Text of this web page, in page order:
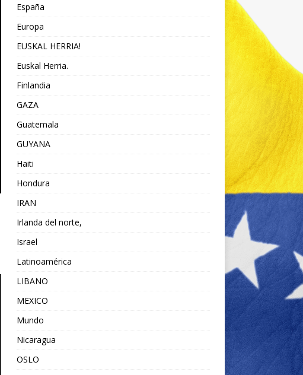
España
Europa
EUSKAL HERRIA!
Euskal Herria.
Finlandia
GAZA
Guatemala
GUYANA
Haiti
Hondura
IRAN
Irlanda del norte,
Israel
Latinoamérica
LIBANO
MEXICO
Mundo
Nicaragua
OSLO